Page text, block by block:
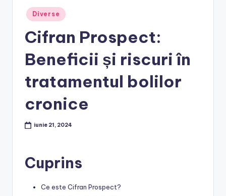
Posted
in
Diverse
Cifran Prospect:
Beneficii și riscuri în
tratamentul bolilor
cronice
iunie 21, 2024
Cuprins
Ce este Cifran Prospect?